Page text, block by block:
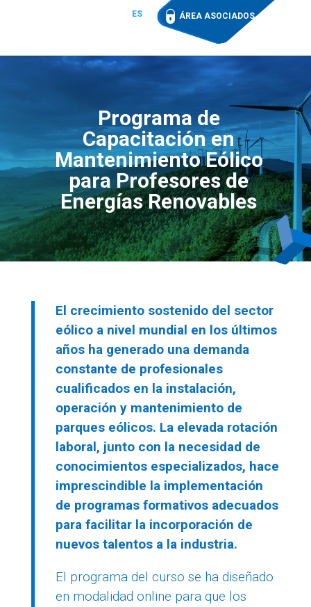
ES ÁREA ASOCIADOS
Programa de
Capacitación en
Mantenimiento Eólico
para Profesores de
Energías Renovables
El crecimiento sostenido del sector
eólico a nivel mundial en los últimos
años ha generado una demanda
constante de profesionales
cualificados en la instalación,
operación y mantenimiento de
parques eólicos. La elevada rotación
laboral, junto con la necesidad de
conocimientos especializados, hace
imprescindible la implementación
de programas formativos adecuados
para facilitar la incorporación de
nuevos talentos a la industria.
El programa del curso se ha diseñado
en modalidad online para que los